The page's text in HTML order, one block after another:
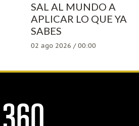
SAL AL MUNDO A
APLICAR LO QUE YA
SABES
02 ago 2026 / 00:00